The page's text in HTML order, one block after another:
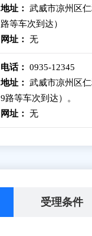
地址：
武威市凉州区
路等车次到达）
网址：
无
电话：
0935-12345
地址：
武威市凉州区
9路等车次到达）。
网址：
无
受理条件